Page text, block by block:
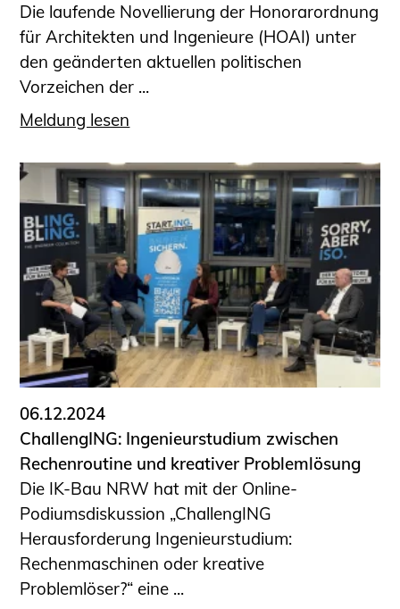
Die laufende Novellierung der Honorarordnung
für Architekten und Ingenieure (HOAI) unter
den geänderten aktuellen politischen
Vorzeichen der ...
Meldung lesen
06.12.2024
ChallengING: Ingenieurstudium zwischen
Rechenroutine und kreativer Problemlösung
Die IK-Bau NRW hat mit der Online-
Podiumsdiskussion „ChallengING
Herausforderung Ingenieurstudium:
Rechenmaschinen oder kreative
Problemlöser?“ eine ...